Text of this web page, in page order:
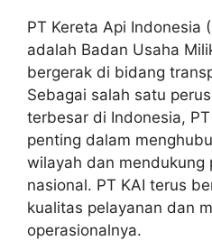
PT Kereta Api Indonesia
adalah Badan Usaha
bergerak di bidang
Sebagai salah satu
terbesar di Indonesia,
penting dalam
wilayah dan mendukung
nasional. PT KAI terus
kualitas pelayanan dan
operasionalnya.